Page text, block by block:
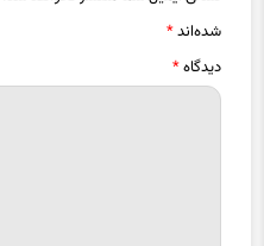
شده‌اند*
دیدگاه*